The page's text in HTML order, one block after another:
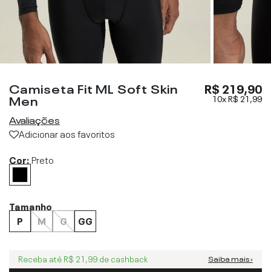
Camiseta Fit ML Soft Skin
Men
Avaliações
Adicionar aos favoritos
R$ 219,90
10xR$ 21,99
Cor:Preto
Tamanho
P
M G GG
Receba até R$ 21,99 de cashback Saiba mais ›